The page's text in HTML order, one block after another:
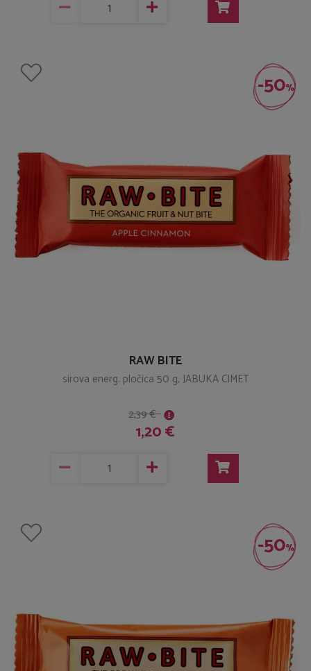
-50%
RAW BITE
sirova energ. pločica 50 g, JABUKA CIMET
2,39 €
1,20 €
-50%